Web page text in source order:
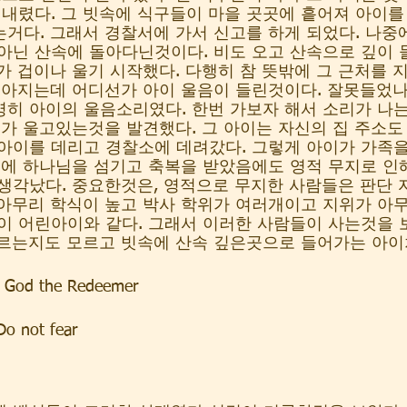
렸다. 그 빗속에 식구들이 마을 곳곳에 흩어져 아이
거다. 그래서 경찰서에 가서 신고를 하게 되었다. 나중
닌 산속에 돌아다닌것이다. 비도 오고 산속으로 깊이
겁이나 울기 시작했다. 다행히 참 뜻밖에 그 근처를
지는데 어디선가 아이 울음이 들린것이다. 잘못들었
히 아이의 울음소리였다. 한번 가보자 해서 소리가 나
울고있는것을 발견했다. 그 아이는 자신의 집 주소
이를 데리고 경찰소에 데려갔다. 그렇게 아이가 가족
하나님을 섬기고 축복을 받았음에도 영적 무지로 인
각났다. 중요한것은, 영적으로 무지한 사람들은 판단
무리 학식이 높고 박사 학위가 여러개이고 지위가 아
어린아이와 같다. 그래서 이러한 사람들이 사는것을
는지도 모르고 빗속에 산속 깊은곳으로 들어가는 아
the Redeemer
not fear